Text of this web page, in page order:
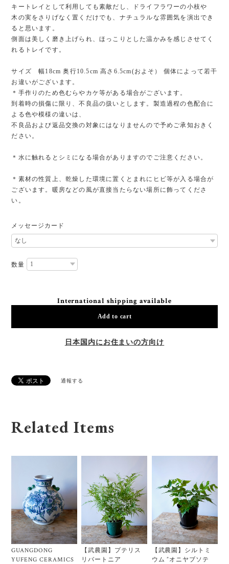
キートレイとして利用しても素敵だし、ドライフラワーの小枝や
木の実をさりげなく置くだけでも、ナチュラルな雰囲気を演出でき
ると思います。
側面は美しく磨き上げられ、ほっこりとした温かみを感じさせてく
れるトレイです。
サイズ 幅18cm 奥行10.5cm 高さ6.5cm(およそ） 個体によって若干
お違いがございます。
＊手作りのため色むらやカケ等がある場合がございます。
到着時の損傷に限り、不良品の扱いとします。製造過程の色配合に
よる色や模様の違いは、
不良品および返品交換の対象にはなりませんので予めご承知おきく
ださい。
＊水に触れるとシミになる場合がありますのでご注意ください。
＊素材の性質上、乾燥した環境に置くとまれにヒビ等が入る場合が
ございます。暖房などの風が直接当たらない場所に飾ってくださ
い。
メッセージカード
数量
International shipping available
Add to cart
日本国内にお住まいの方向け
通報する
Related Items
GUANGDONG
YUFENG CERAMICS
【武農園】プテリス
リバートニア
【武農園】シルトミ
ウム ”オニヤブソテ